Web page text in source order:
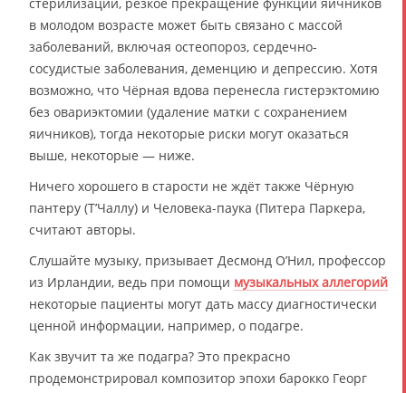
в молодом возрасте может быть связано с массой
заболеваний, включая остеопороз, сердечно-
сосудистые заболевания, деменцию и депрессию. Хотя
возможно, что Чёрная вдова перенесла гистерэктомию
без овариэктомии (удаление матки с сохранением
яичников), тогда некоторые риски могут оказаться
выше, некоторые — ниже.
Ничего хорошего в старости не ждёт также Чёрную
пантеру (Т’Чаллу) и Человека-паука (Питера Паркера,
считают авторы.
Слушайте музыку, призывает Десмонд О’Нил, профессор
из Ирландии, ведь при помощи музыкальных аллегорий
некоторые пациенты могут дать массу диагностически
ценной информации, например, о подагре.
Как звучит та же подагра? Это прекрасно
продемонстрировал композитор эпохи барокко Георг